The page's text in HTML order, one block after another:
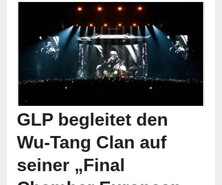
GLP begleitet den
Wu-Tang Clan auf
seiner „Final